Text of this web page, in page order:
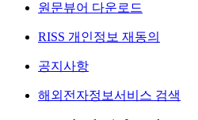
원문뷰어 다운로드
RISS 개인정보 재동의
공지사항
해외전자정보서비스 검색